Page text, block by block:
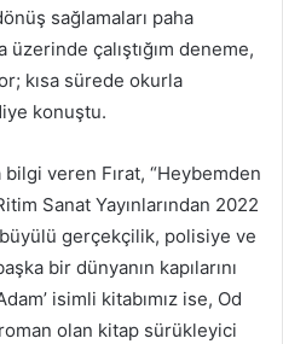
sağlamaları paha
çalıştığım deneme,
kısa sürede okurla
konuştu.
bilgi veren Fırat, “Heybemden
Sanat Yayınlarından 2022
büyülü gerçekçilik, polisiye ve
bir dünyanın kapılarını
isimli kitabımız ise, Od
roman olan kitap sürükleyici